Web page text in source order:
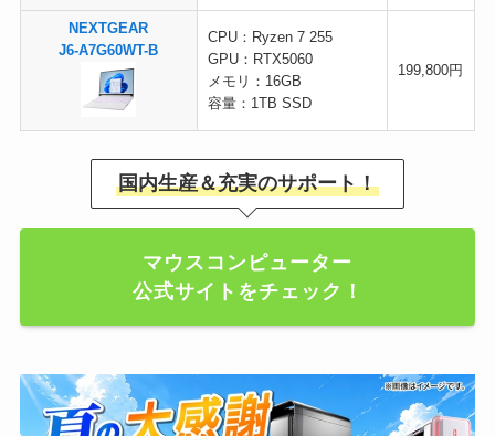
NEXTGEAR
J6-A7G60WT-B
CPU：Ryzen 7 255
GPU：RTX5060
メモリ：16GB
容量：1TB SSD
199,800円
国内生産＆充実のサポート！
マウスコンピューター
公式サイトをチェック！